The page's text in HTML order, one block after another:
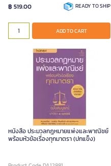
฿ 519.00 READY TO SHIP
ADD TO CART
หนังสือ ประมวลกฎหมายแพ่งและพาณิชย์
พร้อมหัวข้อเรื่องทุกมาตรา (ปกแข็ง)